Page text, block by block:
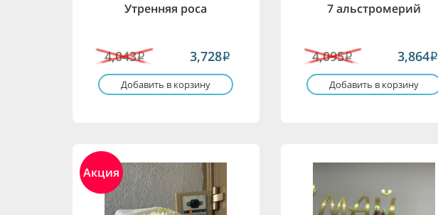
Утренняя роса
4,043i 3,728i
Добавить в корзину
7 альстромерий
4,095i 3,864i
Добавить в корзину
Акция